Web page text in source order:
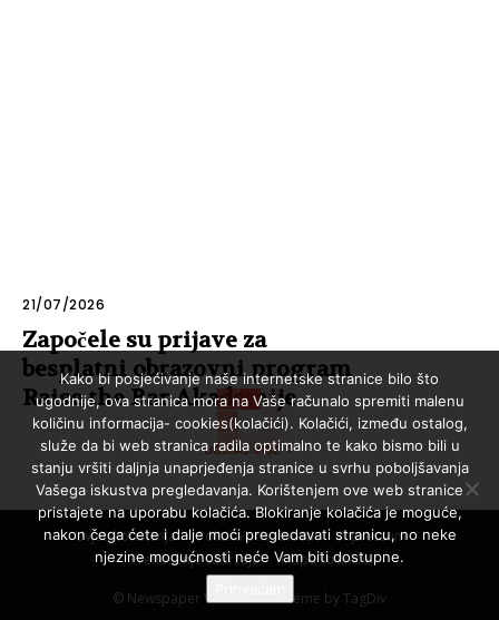
21/07/2026
Započele su prijave za
besplatni obrazovni program
Raise the Bar Akademije
UČITAJ VIŠE
Uvjeti korištenja Politika privatnosti
Impressum
Prenošenje sadržaja
Mapa stranice
© Newspaper WordPress Theme by TagDiv
Kako bi posjećivanje naše internetske stranice bilo što
ugodnije, ova stranica mora na Vaše računalo spremiti malenu
količinu informacija- cookies(kolačići). Kolačići, između ostalog,
služe da bi web stranica radila optimalno te kako bismo bili u
stanju vršiti daljnja unaprjeđenja stranice u svrhu poboljšavanja
Vašega iskustva pregledavanja. Korištenjem ove web stranice
pristajete na uporabu kolačića. Blokiranje kolačića je moguće,
nakon čega ćete i dalje moći pregledavati stranicu, no neke
njezine mogućnosti neće Vam biti dostupne.